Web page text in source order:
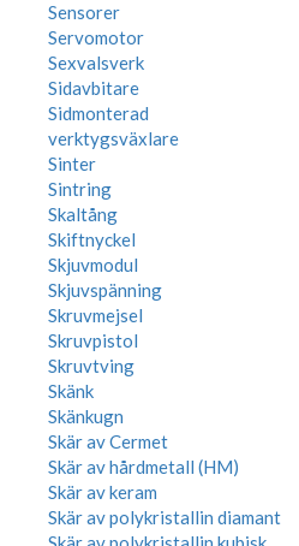
Sensorer
Servomotor
Sexvalsverk
Sidavbitare
Sidmonterad
verktygsväxlare
Sinter
Sintring
Skaltång
Skiftnyckel
Skjuvmodul
Skjuvspänning
Skruvmejsel
Skruvpistol
Skruvtving
Skänk
Skänkugn
Skär av Cermet
Skär av hårdmetall (HM)
Skär av keram
Skär av polykristallin diamant